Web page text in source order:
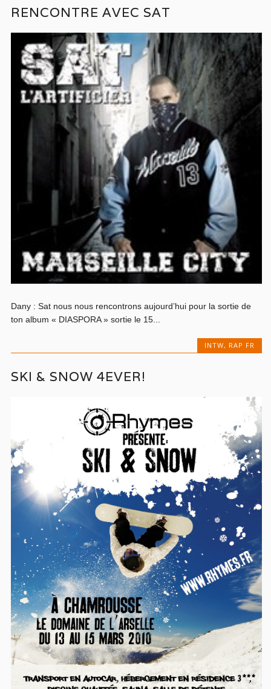
RENCONTRE AVEC SAT
Dany : Sat nous nous rencontrons aujourd’hui pour la sortie de
ton album « DIASPORA » sortie le 15...
INTW, RAP FR
SKI & SNOW 4EVER!